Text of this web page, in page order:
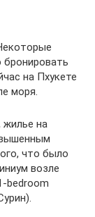
бронировать
на Пхукете
моря.
жилье на
что было
возле
bedroom